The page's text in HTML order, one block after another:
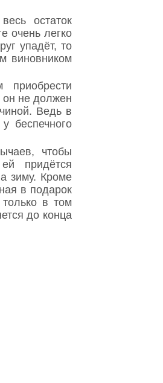
остаток
очень легко
упадёт, то
виновником
он не должен
Ведь в
беспечного
чтобы
придётся
зиму. Кроме
в подарок
в том
до конца